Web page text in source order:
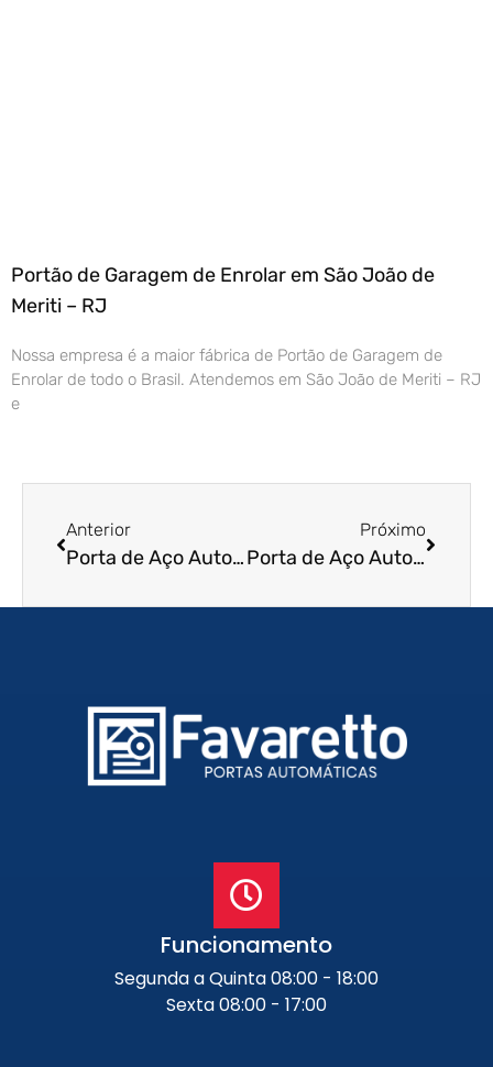
Portão de Garagem de Enrolar em São João de
Meriti – RJ
Nossa empresa é a maior fábrica de Portão de Garagem de
Enrolar de todo o Brasil. Atendemos em São João de Meriti – RJ
e
Anterior
Porta de Aço Automática em Taboão da Serra – SP
Próximo
Porta de Aço Automática em Natal – RN
Funcionamento
Segunda a Quinta 08:00 - 18:00
Sexta 08:00 - 17:00